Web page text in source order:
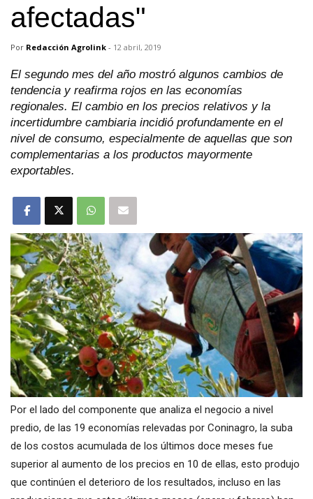
afectadas"
Por Redacción Agrolink - 12 abril, 2019
El segundo mes del año mostró algunos cambios de
tendencia y reafirma rojos en las economías
regionales. El cambio en los precios relativos y la
incertidumbre cambiaria incidió profundamente en el
nivel de consumo, especialmente de aquellas que son
complementarias a los productos mayormente
exportables.
Por el lado del componente que analiza el negocio a nivel
predio, de las 19 economías relevadas por Coninagro, la suba
de los costos acumulada de los últimos doce meses fue
superior al aumento de los precios en 10 de ellas, esto produjo
que continúen el deterioro de los resultados, incluso en las